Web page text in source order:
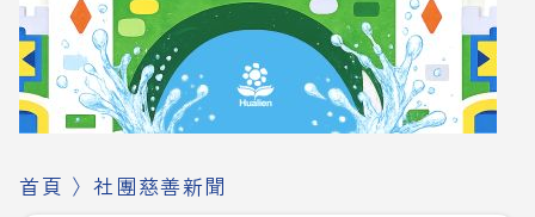
首頁 〉社團慈善新聞